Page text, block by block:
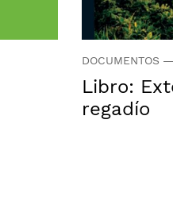
DOCUMENTOS
Libro:
regadío